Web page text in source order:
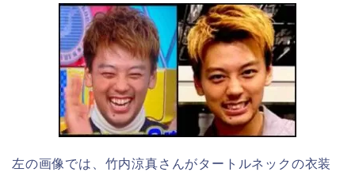
左の画像では、竹内涼真さんがタートルネックの衣装